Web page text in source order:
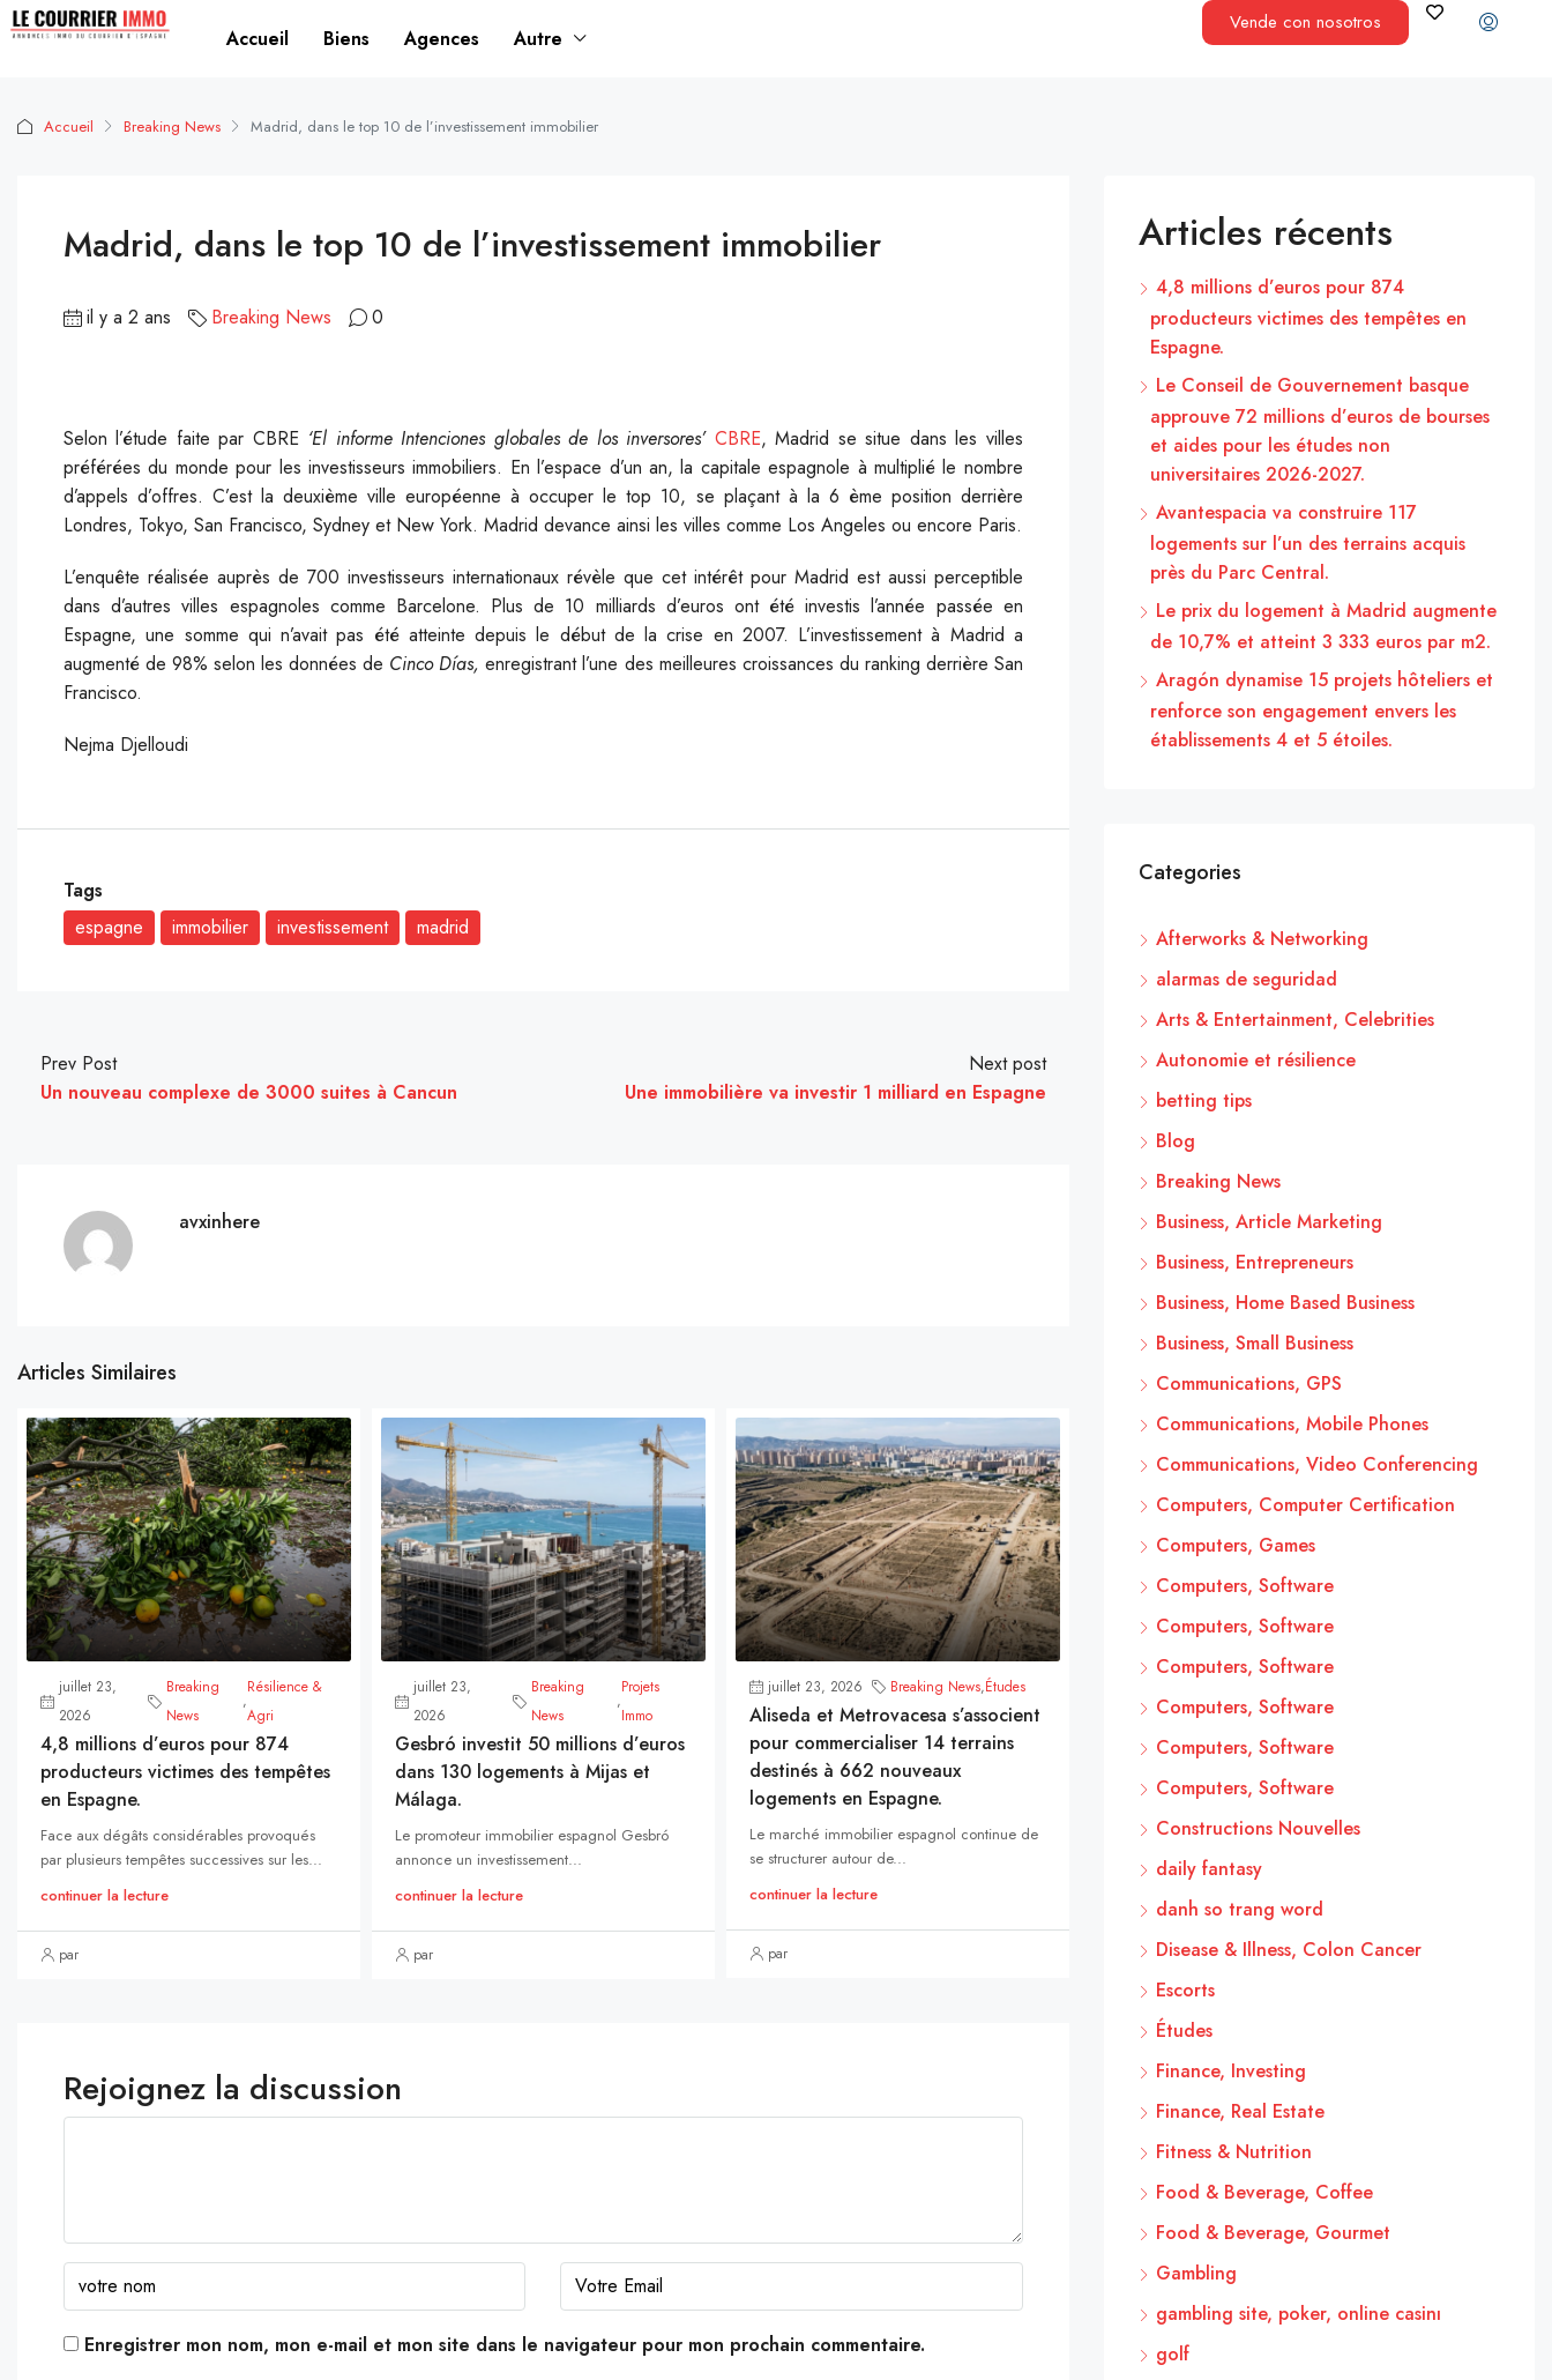
Accueil Biens Agences Autre
Vende con nosotros
Accueil Breaking News Madrid, dans le top 10 de l’investissement immobilier
Madrid, dans le top 10 de l’investissement immobilier
il y a 2 ans Breaking News 0
Selon l’étude faite par CBRE ‘El informe Intenciones globales de los inversores’ CBRE, Madrid se situe dans les villes
préférées du monde pour les investisseurs immobiliers. En l’espace d’un an, la capitale espagnole à multiplié le nombre
d’appels d’offres. C’est la deuxième ville européenne à occuper le top 10, se plaçant à la 6 ème position derrière
Londres, Tokyo, San Francisco, Sydney et New York. Madrid devance ainsi les villes comme Los Angeles ou encore Paris.
L’enquête réalisée auprès de 700 investisseurs internationaux révèle que cet intérêt pour Madrid est aussi perceptible
dans d’autres villes espagnoles comme Barcelone. Plus de 10 milliards d’euros ont été investis l’année passée en
Espagne, une somme qui n’avait pas été atteinte depuis le début de la crise en 2007. L’investissement à Madrid a
augmenté de 98% selon les données de Cinco Días,enregistrant l’une des meilleures croissances du ranking derrière San
Francisco.
Nejma Djelloudi
Tags
espagne
immobilier investissement madrid
Prev Post
Un nouveau complexe de 3000 suites à Cancun
Next post
Une immobilière va investir 1 milliard en Espagne
avxinhere
Articles Similaires
juillet 23,
2026
Breaking
News
,
Résilience &
Agri
4,8 millions d’euros pour 874
producteurs victimes des tempêtes
en Espagne.
Face aux dégâts considérables provoqués
par plusieurs tempêtes successives sur les...
continuer la lecture
par
juillet 23,
2026
Breaking
News
,
Projets
Immo
Gesbró investit 50 millions d’euros
dans 130 logements à Mijas et
Málaga.
Le promoteur immobilier espagnol Gesbró
annonce un investissement...
continuer la lecture
par
juillet 23, 2026 Breaking News,Études
Aliseda et Metrovacesa s’associent
pour commercialiser 14 terrains
destinés à 662 nouveaux
logements en Espagne.
Le marché immobilier espagnol continue de
se structurer autour de...
continuer la lecture
par
Rejoignez la discussion
Enregistrer mon nom, mon e-mail et mon site dans le navigateur pour mon prochain commentaire.
Articles récents
4,8 millions d’euros pour 874
producteurs victimes des tempêtes en
Espagne.
Le Conseil de Gouvernement basque
approuve 72 millions d’euros de bourses
et aides pour les études non
universitaires 2026-2027.
Avantespacia va construire 117
logements sur l’un des terrains acquis
près du Parc Central.
Le prix du logement à Madrid augmente
de 10,7% et atteint 3 333 euros par m2.
Aragón dynamise 15 projets hôteliers et
renforce son engagement envers les
établissements 4 et 5 étoiles.
Categories
Afterworks & Networking
alarmas de seguridad
Arts & Entertainment, Celebrities
Autonomie et résilience
betting tips
Blog
Breaking News
Business, Article Marketing
Business, Entrepreneurs
Business, Home Based Business
Business, Small Business
Communications, GPS
Communications, Mobile Phones
Communications, Video Conferencing
Computers, Computer Certification
Computers, Games
Computers, Software
Computers, Software
Computers, Software
Computers, Software
Computers, Software
Computers, Software
Constructions Nouvelles
daily fantasy
danh so trang word
Disease & Illness, Colon Cancer
Escorts
Études
Finance, Investing
Finance, Real Estate
Fitness & Nutrition
Food & Beverage, Coffee
Food & Beverage, Gourmet
Gambling
gambling site, poker, online casinı
golf